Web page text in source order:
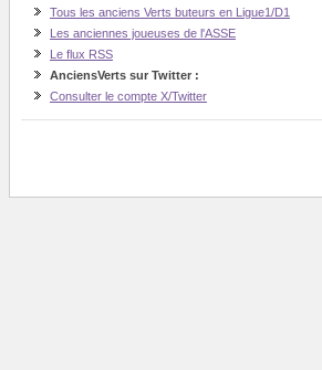
Tous les anciens Verts buteurs en Ligue1/D1
Les anciennes joueuses de l'ASSE
Le flux RSS
AnciensVerts sur Twitter :
Consulter le compte X/Twitter